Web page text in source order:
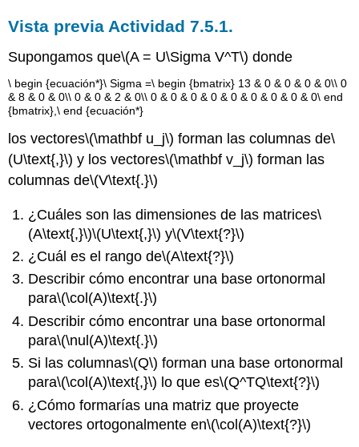
y
de
Actividad
7.5.5.
Analizando
de
la
Suprema
Actividad
7.5.6.
Resumen
7.5.7Ejercicios
1
2
3
4
5
6
Vista previa Actividad 7.5.1.
Supongamos que\(A = U\Sigma V^T\) donde
\ begin {ecuación*}\ Sigma =\ begin {bmatrix} 13 & 0 & 0 & 0 & 0\\ 0
& 8 & 0 & 0\\ 0 & 0 & 2 & 0\\ 0 & 0 & 0 & 0 & 0 & 0 & 0 & 0 & 0\ end
{bmatrix},\ end {ecuación*}
los vectores\(\mathbf u_j\) forman las columnas de\
(U\text{,}\) y los vectores\(\mathbf v_j\) forman las
columnas de\(V\text{.}\)
¿Cuáles son las dimensiones de las matrices\
(A\text{,}\)\(U\text{,}\) y\(V\text{?}\)
¿Cuál es el rango de\(A\text{?}\)
Describir cómo encontrar una base ortonormal
para\(\col(A)\text{.}\)
Describir cómo encontrar una base ortonormal
para\(\nul(A)\text{.}\)
Si las columnas\(Q\) forman una base ortonormal
para\(\col(A)\text{,}\) lo que es\(Q^TQ\text{?}\)
¿Cómo formarías una matriz que proyecte
vectores ortogonalmente en\(\col(A)\text{?}\)